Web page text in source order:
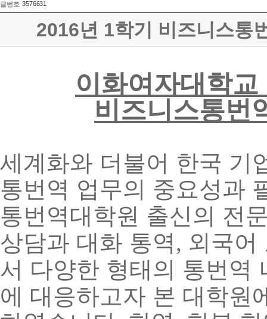
글번호 3576631
2016년 1학기 비즈니스통
이화여자대학
비즈니스통번
세계화와 더불어 한국 기
통번역 업무의 중요성과
통번역대학원 출신의 전
상담과 대화 통역, 외국어
서 다양한 형태의 통번역
에 대응하고자 본 대학원